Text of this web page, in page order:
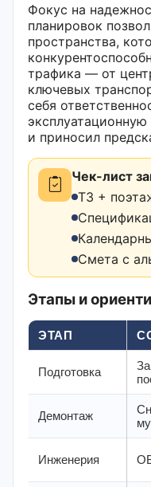
Фокус на
планировок
пространства,
трафика — от
ключевых
себя
и приносил
Чек-лист
ТЗ +
Смета с
Этапы и
ЭТАП
Подготовка
Демонтаж
Инженерия